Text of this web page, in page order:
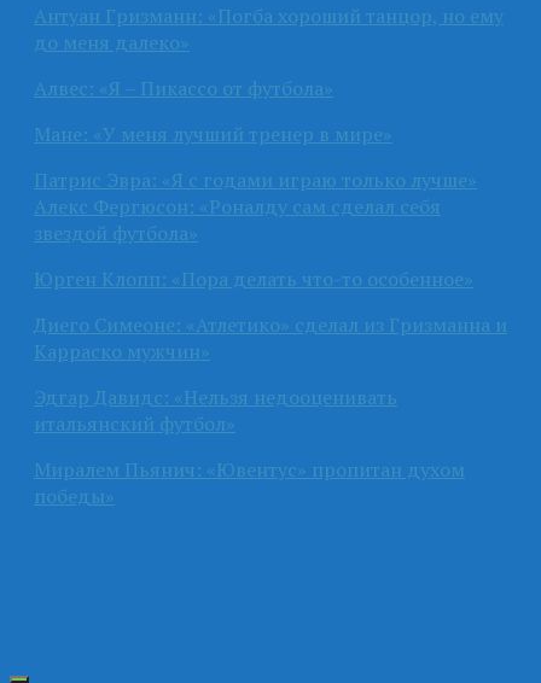
Антуан Гризманн: «Погба хороший танцор, но ему
до меня далеко»
Алвес: «Я – Пикассо от футбола»
Мане: «У меня лучший тренер в мире»
Патрис Эвра: «Я с годами играю только лучше»
Алекс Фергюсон: «Роналду сам сделал себя
звездой футбола»
Юрген Клопп: «Пора делать что-то особенное»
Диего Симеоне: «Атлетико» сделал из Гризманна и
Карраско мужчин»
Эдгар Давидс: «Нельзя недооценивать
итальянский футбол»
Миралем Пьянич: «Ювентус» пропитан духом
победы»